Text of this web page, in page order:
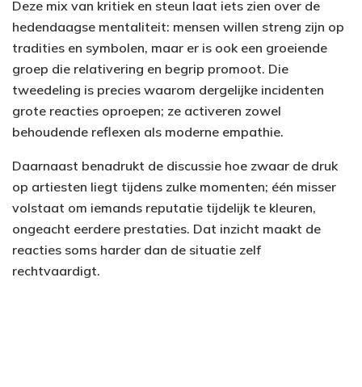
Deze mix van kritiek en steun laat iets zien over de
hedendaagse mentaliteit: mensen willen streng zijn op
tradities en symbolen, maar er is ook een groeiende
groep die relativering en begrip promoot. Die
tweedeling is precies waarom dergelijke incidenten
grote reacties oproepen; ze activeren zowel
behoudende reflexen als moderne empathie.
Daarnaast benadrukt de discussie hoe zwaar de druk
op artiesten liegt tijdens zulke momenten; één misser
volstaat om iemands reputatie tijdelijk te kleuren,
ongeacht eerdere prestaties. Dat inzicht maakt de
reacties soms harder dan de situatie zelf
rechtvaardigt.